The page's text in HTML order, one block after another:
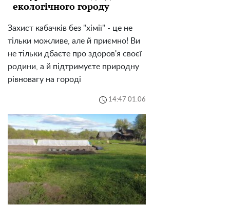
екологічного городу
Захист кабачків без "хімії" - це не
тільки можливе, але й приємно! Ви
не тільки дбаєте про здоров'я своєї
родини, а й підтримуєте природну
рівновагу на городі
14:47 01.06